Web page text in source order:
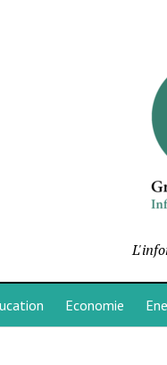
Economie